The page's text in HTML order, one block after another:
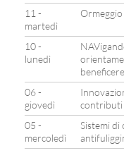
11 -
martedì
10 -
lunedì
06 -
giovedì
contributi
05 -
mercoledì
Sistemi di